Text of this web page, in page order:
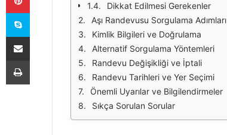
Dikkat Edilmesi Gerekenler
Aşı Randevusu Sorgulama Adımları
Kimlik Bilgileri ve Doğrulama
Alternatif Sorgulama Yöntemleri
Randevu Değişikliği ve İptali
Randevu Tarihleri ve Yer Seçimi
Önemli Uyarılar ve Bilgilendirmeler
Sıkça Sorulan Sorular
Skype
E-Posta ile paylaş